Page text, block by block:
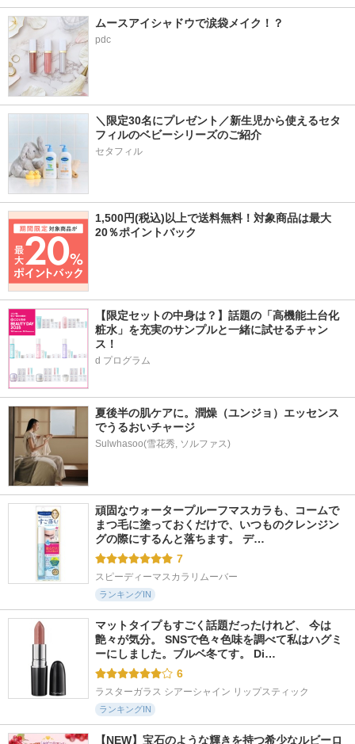
ムースアイシャドウで涙袋メイク！？
pdc
＼限定30名にプレゼント／新生児から使えるセタ
フィルのベビーシリーズのご紹介
セタフィル
1,500円(税込)以上で送料無料！対象商品は最大
20％ポイントバック
【限定セットの中身は？】話題の「高機能土台化
粧水」を充実のサンプルと一緒に試せるチャン
ス！
d プログラム
夏後半の肌ケアに。潤燥（ユンジョ）エッセンス
でうるおいチャージ
Sulwhasoo(雪花秀, ソルファス)
頑固なウォータープルーフマスカラも、コームで
まつ毛に塗っておくだけで、いつものクレンジン
グの際にするんと落ちます。 デ…
7
スピーディーマスカラリムーバー
ランキングIN
マットタイプもすごく話題だったけれど、 今は
艶々が気分。 SNSで色々色味を調べて私はハグミ
ーにしました。ブルベ冬てす。 Di…
6
ラスターガラス シアーシャイン リップスティック
ランキングIN
【NEW】宝石のような輝きを持つ希少なルビーロ